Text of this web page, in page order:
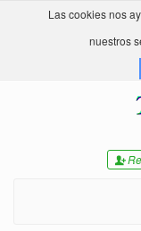
Las cookies nos
nuestros